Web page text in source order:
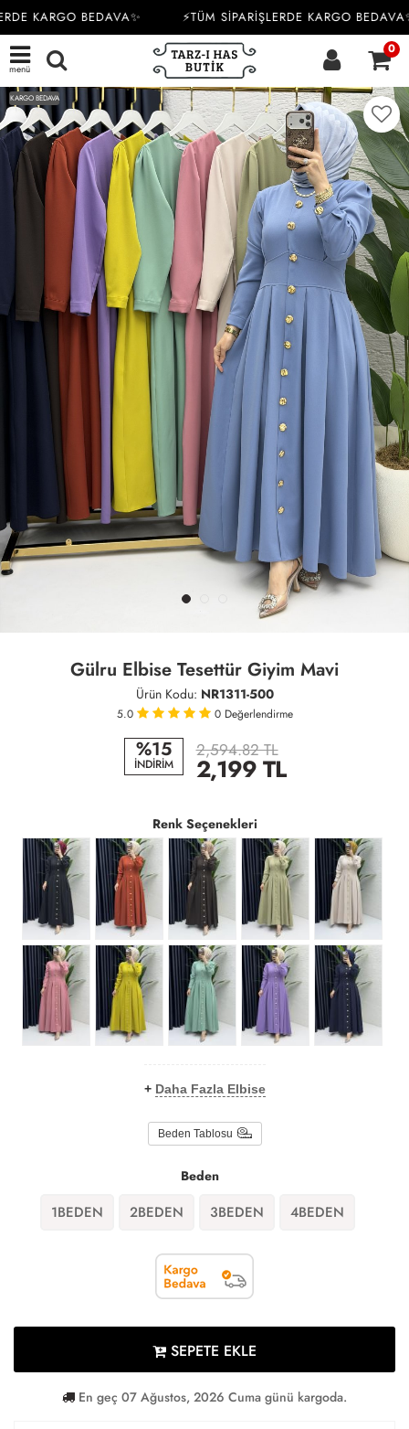
KARGO BEDAVA✨ ⚡TÜM SİPARİŞLERDE KARGO BEDAVA✨
menü
0
KARGO BEDAVA
Gülru Elbise Tesettür Giyim Mavi
Ürün Kodu: NR1311-500
5.0 0 Değerlendirme
%15
İNDİRİM
2,594.82 TL
2,199TL
Renk Seçenekleri
+ Daha Fazla Elbise
Beden Tablosu
Beden
1BEDEN 2BEDEN 3BEDEN 4BEDEN
SEPETE EKLE
En geç 07 Ağustos, 2026 Cuma günü kargoda.